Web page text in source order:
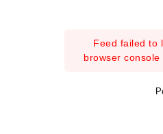
Feed failed to
browser